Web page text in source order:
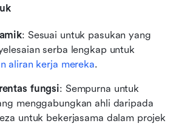
: Sesuai untuk pasukan yang
aliran kerja mereka.
fungsi: Sempurna untuk
menggabungkan ahli daripada
untuk bekerjasama dalam projek